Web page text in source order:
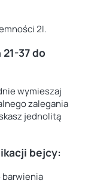
2l.
37 do
wymieszaj
zalegania
jednolitą
bejcy:
barwienia